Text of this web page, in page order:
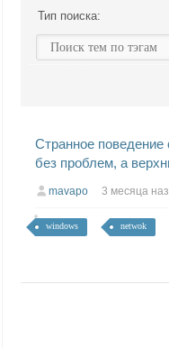
Тип поиска:
Cтранное поведение
без проблем, а
mavapo 3 месяца
windows netwok